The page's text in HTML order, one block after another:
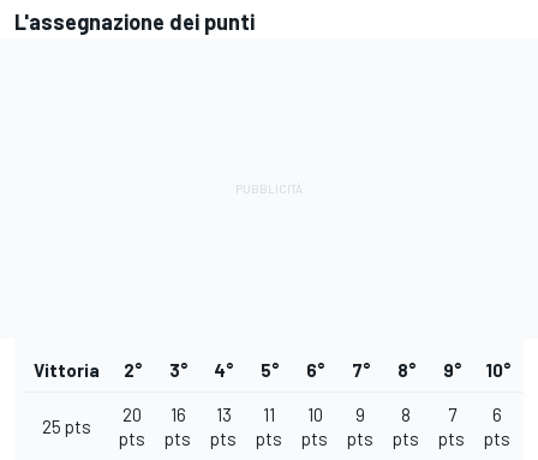
L'assegnazione dei punti
Vittoria 2° 3° 4° 5° 6° 7° 8° 9° 10°
25 pts
20
pts
16
pts
13
pts
11
pts
10
pts
9
pts
8
pts
7
pts
6
pts